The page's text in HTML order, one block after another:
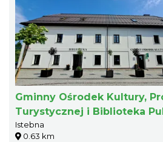
Gminny Ośrodek Kultury,
Turystycznej i Biblioteka
Istebnej
Istebna
0.63 km